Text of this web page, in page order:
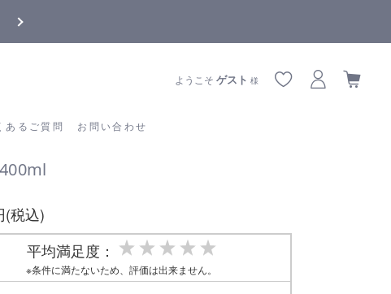
あるご質問 お問い合わせ
ようこそゲスト 様
よくあるご質問
(税込)
平均満足度：
※条件に満たないため、評価は出来ません。